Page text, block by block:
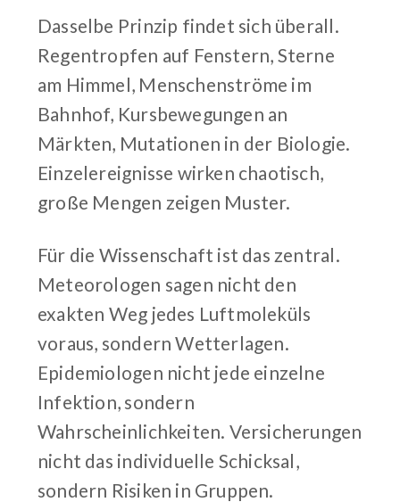
Dasselbe Prinzip findet sich überall.
Regentropfen auf Fenstern, Sterne
am Himmel, Menschenströme im
Bahnhof, Kursbewegungen an
Märkten, Mutationen in der Biologie.
Einzelereignisse wirken chaotisch,
große Mengen zeigen Muster.
Für die Wissenschaft ist das zentral.
Meteorologen sagen nicht den
exakten Weg jedes Luftmoleküls
voraus, sondern Wetterlagen.
Epidemiologen nicht jede einzelne
Infektion, sondern
Wahrscheinlichkeiten. Versicherungen
nicht das individuelle Schicksal,
sondern Risiken in Gruppen.